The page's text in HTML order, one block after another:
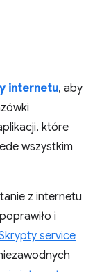
internetu, aby
które
wszystkim
z internetu
i
service